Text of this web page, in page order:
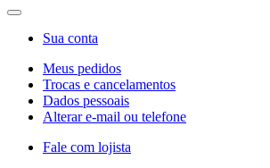
Sua conta
Meus pedidos
Trocas e cancelamentos
Dados pessoais
Alterar e-mail ou telefone
Fale com lojista